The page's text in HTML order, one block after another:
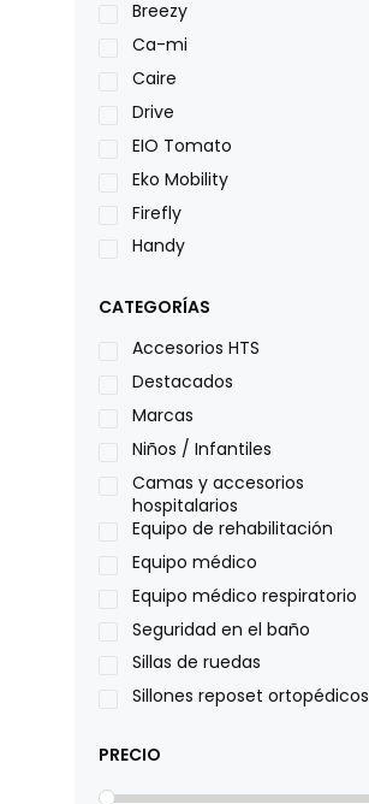
Breezy
Ca-mi
Caire
Drive
EIO Tomato
Eko Mobility
Firefly
Handy
Leggero
Lumex
Medical Store
Nidek
Oxiplus
Philips
Pride
Xiehe Medical
CATEGORÍAS
Accesorios HTS
Destacados
Marcas
Niños / Infantiles
Camas y accesorios
hospitalarios
Equipo de rehabilitación
Equipo médico
Equipo médico respiratorio
Seguridad en el baño
Sillas de ruedas
Sillones reposet ortopédicos
PRECIO